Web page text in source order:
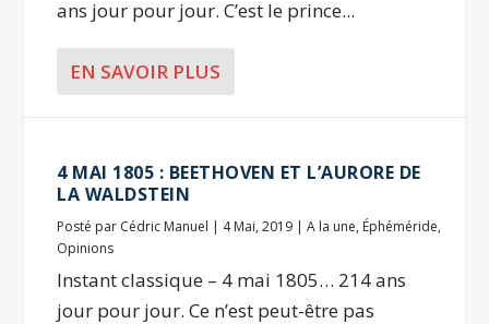
ans jour pour jour. C’est le prince...
EN SAVOIR PLUS
4 MAI 1805 : BEETHOVEN ET L’AURORE DE
LA WALDSTEIN
Posté par Cédric Manuel | 4 Mai, 2019 |A la une, Éphéméride,
Opinions
Instant classique – 4 mai 1805… 214 ans
jour pour jour. Ce n’est peut-être pas